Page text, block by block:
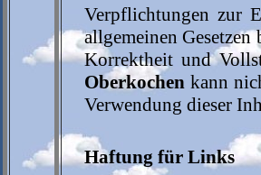
Verpflichtungen zur
allgemeinen
Korrektheit und
Oberkochenkann
Verwendung dieser
Haftung für Links